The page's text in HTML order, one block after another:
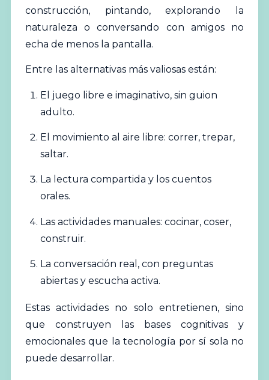
construcción, pintando, explorando la
naturaleza o conversando con amigos no
echa de menos la pantalla.
Entre las alternativas más valiosas están:
El juego libre e imaginativo, sin guion
adulto.
El movimiento al aire libre: correr, trepar,
saltar.
La lectura compartida y los cuentos
orales.
Las actividades manuales: cocinar, coser,
construir.
La conversación real, con preguntas
abiertas y escucha activa.
Estas actividades no solo entretienen, sino
que construyen las bases cognitivas y
emocionales que la tecnología por sí sola no
puede desarrollar.